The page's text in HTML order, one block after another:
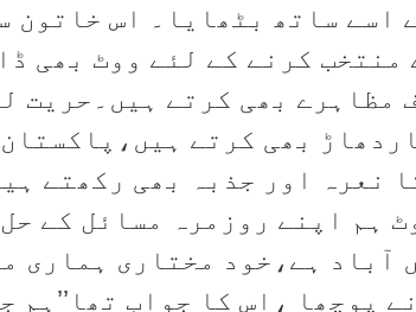
اسے ساتھ بٹھایا۔ اس خاتون
منتخب کرنے کے لئے ووٹ بھی
مظاہرے بھی کرتے ہیں۔حریت
بھی کرتے
نعرہ اور جذبہ بھی رکھتے
ہم اپنے روزمرہ مسائل کے
آباد ہے،خود مختاری ہماری
پوچھا ،اس کا جواب تھا’’ہم